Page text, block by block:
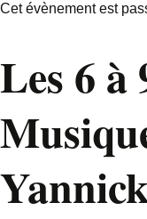
Cet évènement est
Les 6 à